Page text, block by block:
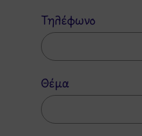
Τηλέφωνο
Θέμα